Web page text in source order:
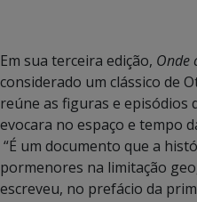
Em sua terceira edição, Onde
considerado um clássico de
reúne as figuras e episódios
evocara no espaço e tempo
“É um documento que a
pormenores na limitação
escreveu, no prefácio da